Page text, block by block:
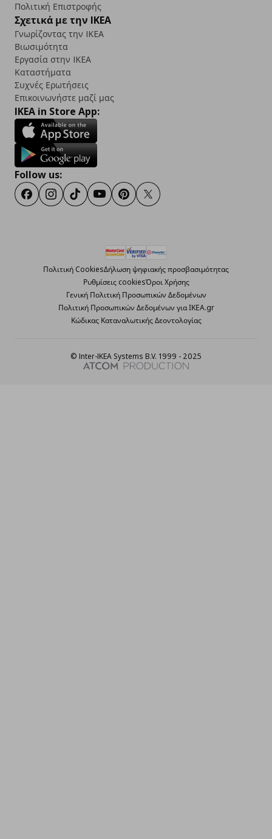
Πολιτική Επιστροφής
Σχετικά με την IKEA
Γνωρίζοντας την IKEA
Βιωσιμότητα
Εργασία στην IKEA
Καταστήματα
Συχνές Ερωτήσεις
Επικοινωνήστε μαζί μας
IKEA in Store App:
Follow us:
FacebookInstagram
TikTokYoutubePinterestTwitter
Πολιτική CookiesΔήλωση ψηφιακής προσβασιμότητας
Ρυθμίσεις cookiesΌροι Χρήσης
Γενική Πολιτική Προσωπικών Δεδομένων
Πολιτική Προσωπικών Δεδομένων για ΙΚΕΑ.gr
Κώδικας Καταναλωτικής Δεοντολογίας
© Inter-IKEA Systems B.V. 1999 - 2025